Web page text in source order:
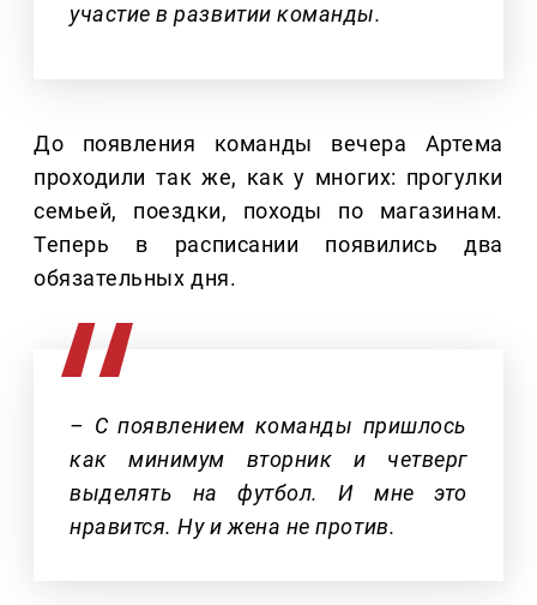
участие в развитии команды.
До появления команды вечера Артема
проходили так же, как у многих: прогулки
семьей, поездки, походы по магазинам.
Теперь в расписании появились два
обязательных дня.
– С появлением команды пришлось
как минимум вторник и четверг
выделять на футбол. И мне это
нравится. Ну и жена не против.